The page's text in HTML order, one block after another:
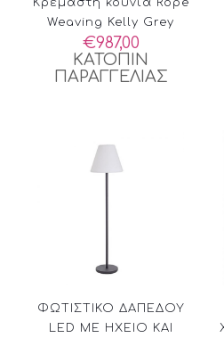
Κρεμαστή κούνια Rope
Weaving Kelly Grey
€987,00
ΚΑΤΟΠΙΝ
ΠΑΡΑΓΓΕΛΙΑΣ
ΦΩΤΙΣΤΙΚΟ ΔΑΠΕΔΟΥ
LED ΜΕ ΗΧΕΙΟ ΚΑΙ